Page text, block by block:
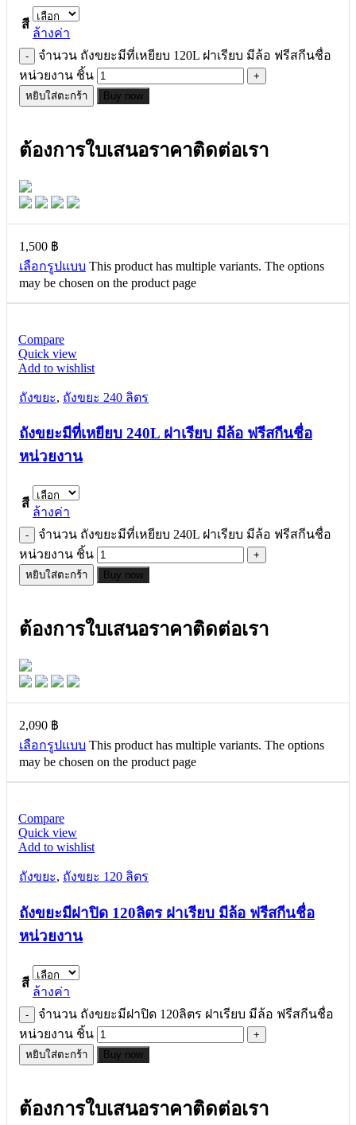
สี
ล้างค่า
จำนวน ถังขยะมีที่เหยียบ 120L ฝาเรียบ มีล้อ ฟรีสกีนชื่อ
หน่วยงาน ชิ้น
หยิบใส่ตะกร้า Buy now
ต้องการใบเสนอราคาติดต่อเรา
1,500 ฿
เลือกรูปแบบ This product has multiple variants. The options
may be chosen on the product page
Compare
Quick view
Add to wishlist
ถังขยะ, ถังขยะ 240 ลิตร
ถังขยะมีที่เหยียบ 240L ฝาเรียบ มีล้อ ฟรีสกีนชื่อ
หน่วยงาน
สี
ล้างค่า
จำนวน ถังขยะมีที่เหยียบ 240L ฝาเรียบ มีล้อ ฟรีสกีนชื่อ
หน่วยงาน ชิ้น
หยิบใส่ตะกร้า Buy now
ต้องการใบเสนอราคาติดต่อเรา
2,090 ฿
เลือกรูปแบบ This product has multiple variants. The options
may be chosen on the product page
Compare
Quick view
Add to wishlist
ถังขยะ, ถังขยะ 120 ลิตร
ถังขยะมีฝาปิด 120ลิตร ฝาเรียบ มีล้อ ฟรีสกีนชื่อ
หน่วยงาน
สี
ล้างค่า
จำนวน ถังขยะมีฝาปิด 120ลิตร ฝาเรียบ มีล้อ ฟรีสกีนชื่อ
หน่วยงาน ชิ้น
หยิบใส่ตะกร้า Buy now
ต้องการใบเสนอราคาติดต่อเรา